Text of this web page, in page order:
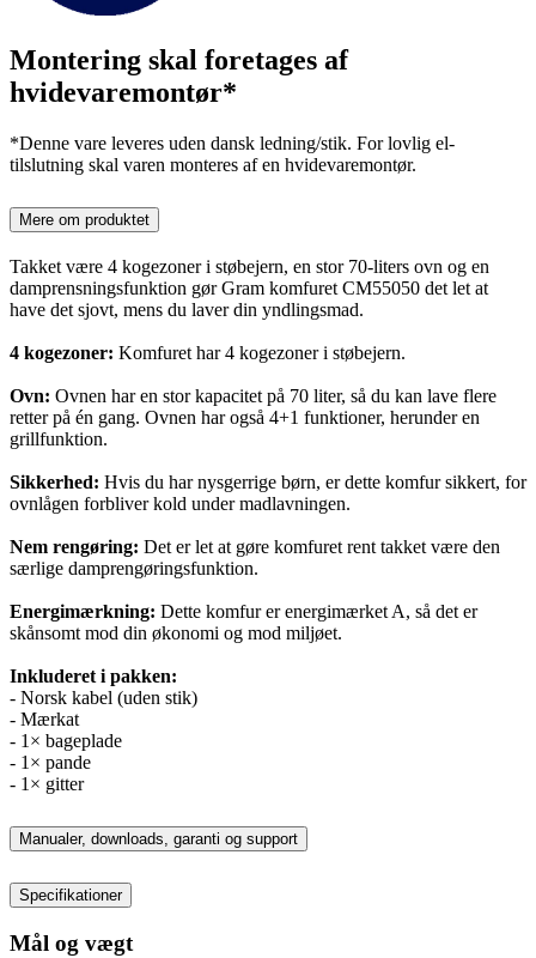
Montering skal foretages af
hvidevaremontør*
*Denne vare leveres uden dansk ledning/stik. For lovlig el-
tilslutning skal varen monteres af en hvidevaremontør.
Mere om produktet
Takket være 4 kogezoner i støbejern, en stor 70-liters ovn og en
damprensningsfunktion gør Gram komfuret CM55050 det let at
have det sjovt, mens du laver din yndlingsmad.
4 kogezoner: Komfuret har 4 kogezoner i støbejern.
Ovn: Ovnen har en stor kapacitet på 70 liter, så du kan lave flere
retter på én gang. Ovnen har også 4+1 funktioner, herunder en
grillfunktion.
Sikkerhed: Hvis du har nysgerrige børn, er dette komfur sikkert, for
ovnlågen forbliver kold under madlavningen.
Nem rengøring: Det er let at gøre komfuret rent takket være den
særlige damprengøringsfunktion.
Energimærkning: Dette komfur er energimærket A, så det er
skånsomt mod din økonomi og mod miljøet.
Inkluderet i pakken:
- Norsk kabel (uden stik)
- Mærkat
- 1× bageplade
- 1× pande
- 1× gitter
Manualer, downloads, garanti og support
Specifikationer
Mål og vægt